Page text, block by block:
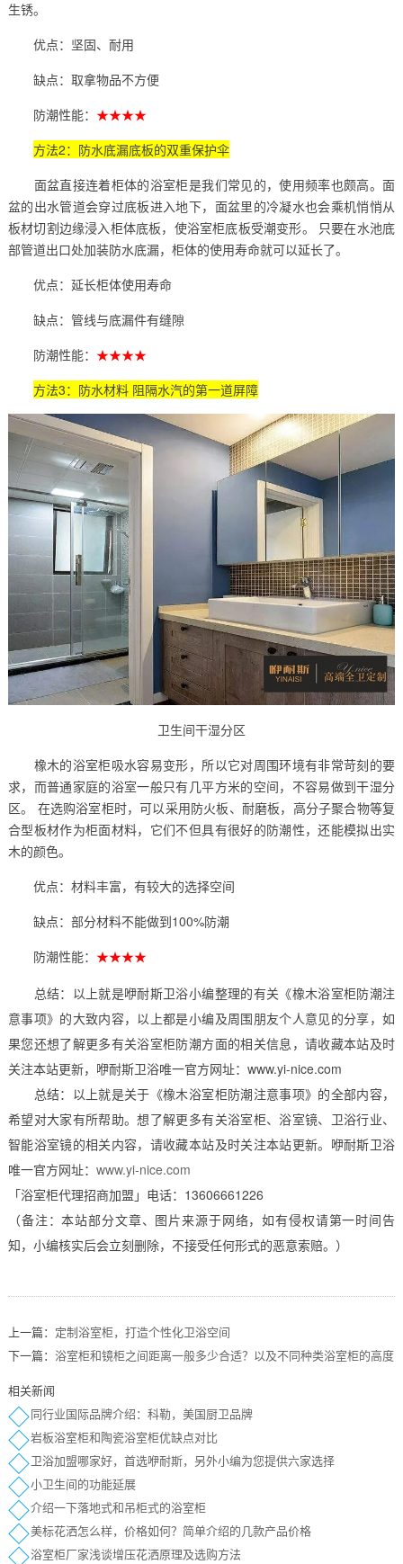
生锈。
优点：坚固、耐用
缺点：取拿物品不方便
防潮性能： ★★★★
方法2：防水底漏底板的双重保护伞
面盆直接连着柜体的浴室柜是我们常见的，使用频率也颇高。面
盆的出水管道会穿过底板进入地下，面盆里的冷凝水也会乘机悄悄从
板材切割边缘浸入柜体底板，使浴室柜底板受潮变形。 只要在水池底
部管道出口处加装防水底漏，柜体的使用寿命就可以延长了。
优点：延长柜体使用寿命
缺点：管线与底漏件有缝隙
防潮性能： ★★★★
方法3：防水材料 阻隔水汽的第一道屏障
卫生间干湿分区
橡木的浴室柜吸水容易变形，所以它对周围环境有非常苛刻的要
求，而普通家庭的浴室一般只有几平方米的空间，不容易做到干湿分
区。 在选购浴室柜时，可以采用防火板、耐磨板，高分子聚合物等复
合型板材作为柜面材料，它们不但具有很好的防潮性，还能模拟出实
木的颜色。
优点：材料丰富，有较大的选择空间
缺点：部分材料不能做到100%防潮
防潮性能： ★★★★
总结：以上就是咿耐斯卫浴小编整理的有关《橡木浴室柜防潮注
意事项》的大致内容，以上都是小编及周围朋友个人意见的分享，如
果您还想了解更多有关浴室柜防潮方面的相关信息，请收藏本站及时
关注本站更新，咿耐斯卫浴唯一官方网址：www.yi-nice.com
总结：以上就是关于《橡木浴室柜防潮注意事项》的全部内容，
希望对大家有所帮助。想了解更多有关浴室柜、浴室镜、卫浴行业、
智能浴室镜的相关内容，请收藏本站及时关注本站更新。咿耐斯卫浴
唯一官方网址： www.yi-nice.com
「浴室柜代理招商加盟」电话：13606661226
（备注：本站部分文章、图片来源于网络，如有侵权请第一时间告
知，小编核实后会立刻删除，不接受任何形式的恶意索赔。）
上一篇： 定制浴室柜，打造个性化卫浴空间
下一篇： 浴室柜和镜柜之间距离一般多少合适？以及不同种类浴室柜的高度
相关新闻
同行业国际品牌介绍：科勒，美国厨卫品牌
岩板浴室柜和陶瓷浴室柜优缺点对比
卫浴加盟哪家好，首选咿耐斯，另外小编为您提供六家选择
小卫生间的功能延展
介绍一下落地式和吊柜式的浴室柜
美标花洒怎么样，价格如何？简单介绍的几款产品价格
浴室柜厂家浅谈增压花洒原理及选购方法